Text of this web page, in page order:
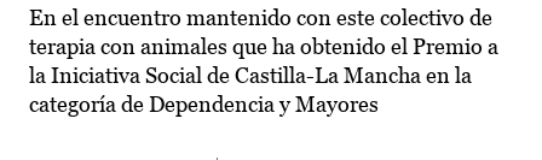
En el encuentro mantenido con este colectivo de
terapia con animales que ha obtenido el Premio a
la Iniciativa Social de Castilla-La Mancha en la
categoría de Dependencia y Mayores